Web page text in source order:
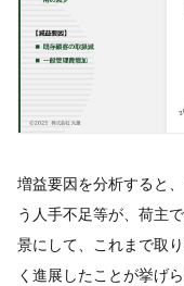
増益要因を分析すると
う人手不足等が、荷主
景にして、これまで取
く進展したことが挙げ